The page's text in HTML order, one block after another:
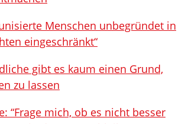
Menschen unbegründet in
eingeschränkt“
gibt es kaum einen Grund,
zu lassen
“Frage mich, ob es nicht besser